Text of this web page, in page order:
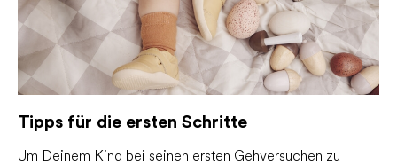
Tipps für die ersten Schritte
Um Deinem Kind bei seinen ersten Gehversuchen zu